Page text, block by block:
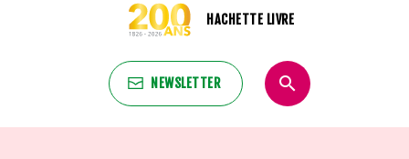
HACHETTE LIVRE
NEWSLETTER search
search